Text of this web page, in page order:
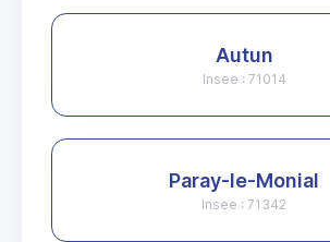
Autun
Insee : 71014
Paray-le-Monial
Insee : 71342